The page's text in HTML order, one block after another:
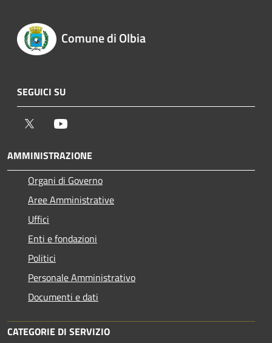
Comune di Olbia
SEGUICI SU
Twitter
AMMINISTRAZIONE
Organi di Governo
Aree Amministrative
Uffici
Enti e fondazioni
Politici
Personale Amministrativo
Documenti e dati
CATEGORIE DI SERVIZIO